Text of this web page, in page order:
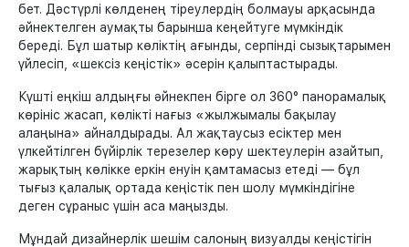
бет. Дәстүрлі көлденең тіреулердің болмауы арқасында
әйнектелген аумақты барынша кеңейтуге мүмкіндік
береді. Бұл шатыр көліктің ағынды, серпінді сызықтарымен
үйлесіп, «шексіз кеңістік» әсерін қалыптастырады.
Күшті еңкіш алдыңғы әйнекпен бірге ол 360° панорамалық
көрініс жасап, көлікті нағыз «жылжымалы бақылау
алаңына» айналдырады. Ал жақтаусыз есіктер мен
үлкейтілген бүйірлік терезелер көру шектеулерін азайтып,
жарықтың көлікке еркін енуін қамтамасыз етеді — бұл
тығыз қалалық ортада кеңістік пен шолу мүмкіндігіне
деген сұраныс үшін аса маңызды.
Мұндай дизайнерлік шешім салоның визуалды кеңістігін